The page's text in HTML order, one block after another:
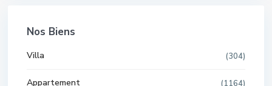
Nos Biens
Villa (304)
Appartement (1164)